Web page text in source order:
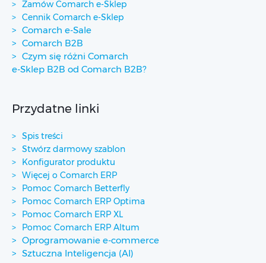
Zamów Comarch e-Sklep
Cennik Comarch e-Sklep
Comarch e-Sale
Comarch B2B
Czym się różni Comarch
e-Sklep B2B od Comarch B2B?
Przydatne linki
Spis treści
Stwórz darmowy szablon
Konfigurator produktu
Więcej o Comarch ERP
Pomoc Comarch Betterfly
Pomoc Comarch ERP Optima
Pomoc Comarch ERP XL
Pomoc Comarch ERP Altum
Oprogramowanie e-commerce
Sztuczna Inteligencja (AI)